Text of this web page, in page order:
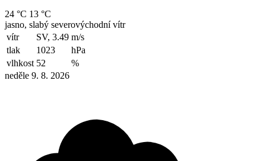
24 °C 13 °C
jasno, slabý severovýchodní vítr
vítr
SV, 3.49 m/s
tlak
1023
hPa
vlhkost 52
%
neděle 9. 8. 2026